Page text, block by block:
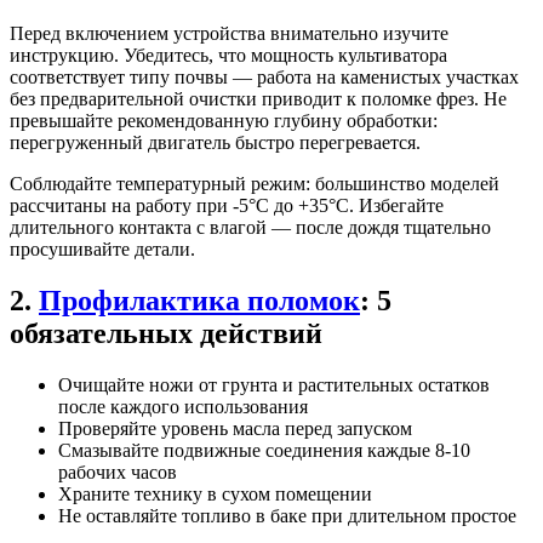
Перед включением устройства внимательно изучите
инструкцию. Убедитесь, что мощность культиватора
соответствует типу почвы — работа на каменистых участках
без предварительной очистки приводит к поломке фрез. Не
превышайте рекомендованную глубину обработки:
перегруженный двигатель быстро перегревается.
Соблюдайте температурный режим: большинство моделей
рассчитаны на работу при -5°C до +35°C. Избегайте
длительного контакта с влагой — после дождя тщательно
просушивайте детали.
2. Профилактика поломок: 5
обязательных действий
Очищайте ножи от грунта и растительных остатков
после каждого использования
Проверяйте уровень масла перед запуском
Смазывайте подвижные соединения каждые 8-10
рабочих часов
Храните технику в сухом помещении
Не оставляйте топливо в баке при длительном простое